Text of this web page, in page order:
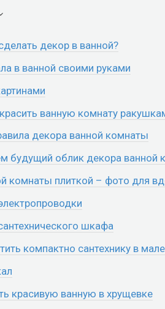
декор в ванной?
в ванной своими руками
ванную комнату
декора ванной комнаты
будущий облик декора ванной
комнаты плиткой – фото для
шкафа
компактно сантехнику в
красивую ванную в хрущевке